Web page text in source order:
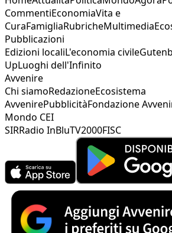
CommentiEconomiaVita e
CuraFamigliaRubricheMultimedia
Pubblicazioni
Edizioni localiL'economia civile
UpLuoghi dell'Infinito
Avvenire
Chi siamoRedazioneEcosistema
AvvenirePubblicitàFondazione
Mondo CEI
SIRRadio InBluTV2000FISC